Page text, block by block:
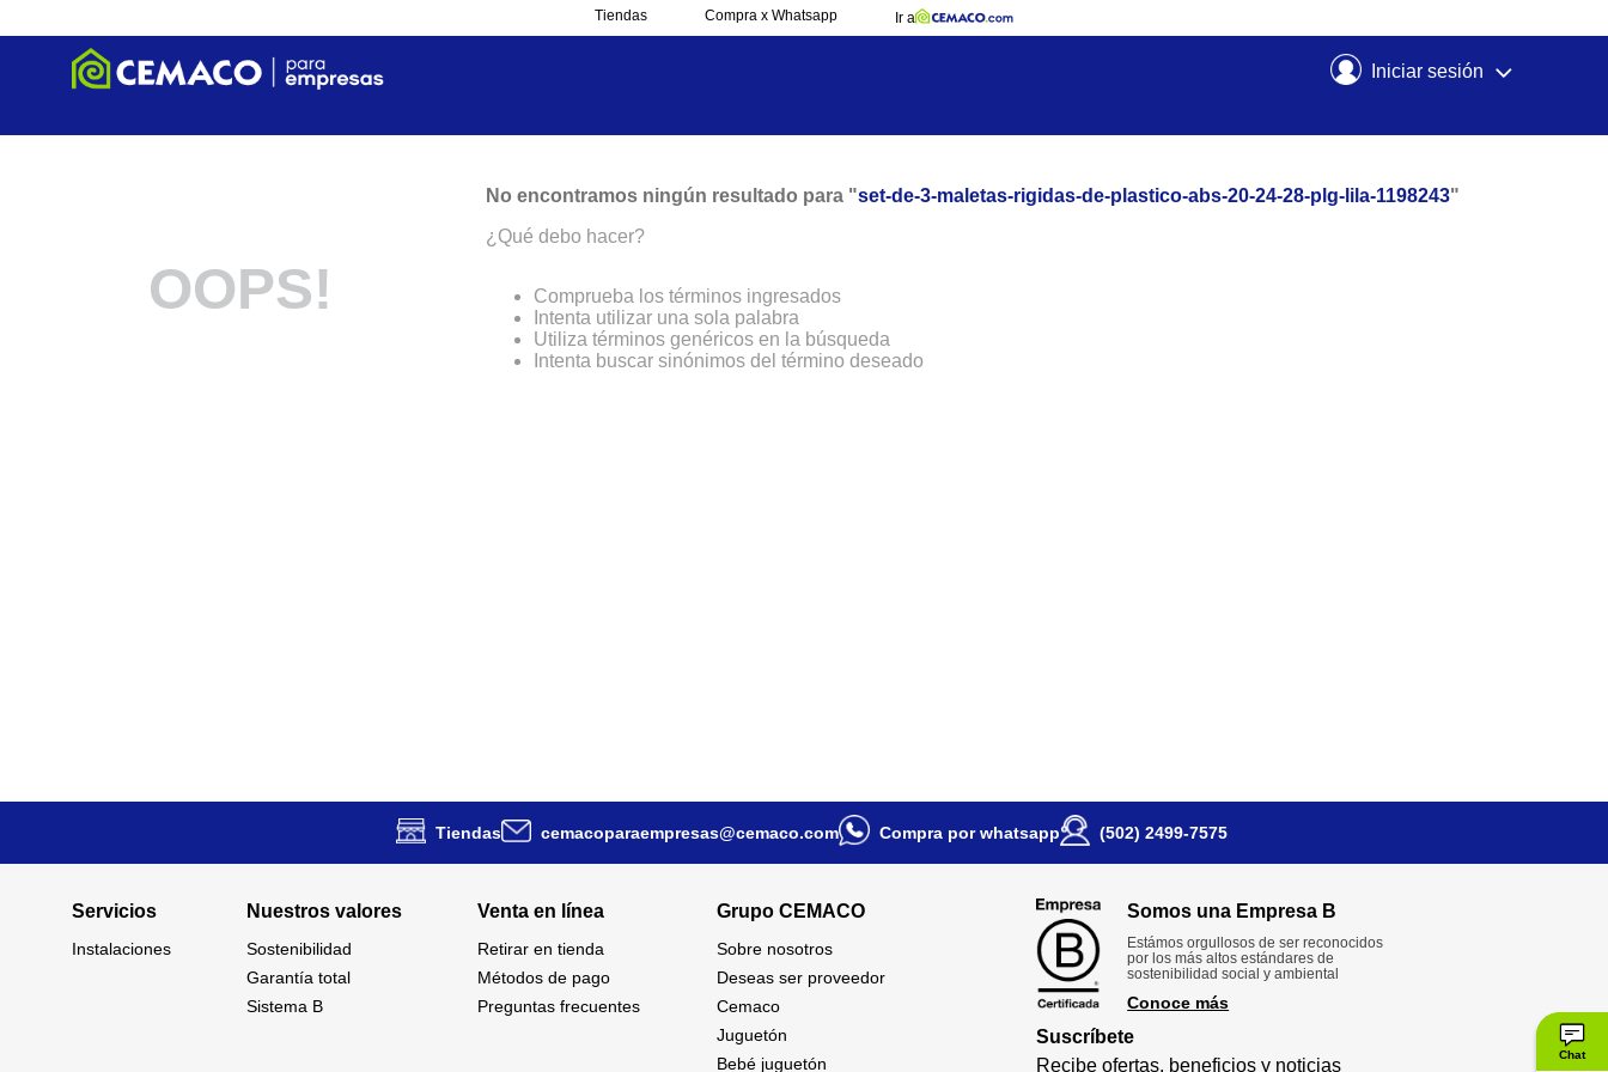
Tiendas Compra x Whatsapp Ir a
Iniciar sesión
OOPS!
No encontramos ningún resultado para "set-de-3-maletas-rigidas-de-plastico-abs-20-24-28-plg-lila-1198243"
¿Qué debo hacer?
Comprueba los términos ingresados
Intenta utilizar una sola palabra
Utiliza términos genéricos en la búsqueda
Intenta buscar sinónimos del término deseado
Tiendas cemacoparaempresas@cemaco.com Compra por whatsapp (502) 2499-7575
Servicios
Instalaciones
Nuestros valores
Sostenibilidad
Garantía total
Sistema B
Venta en línea
Retirar en tienda
Métodos de pago
Preguntas frecuentes
Grupo CEMACO
Sobre nosotros
Deseas ser proveedor
Cemaco
Juguetón
Bebé juguetón
Somos una Empresa B
Estámos orgullosos de ser reconocidos
por los más altos estándares de
sostenibilidad social y ambiental
Conoce más
Suscríbete
Recibe ofertas, beneficios y noticias
Chat